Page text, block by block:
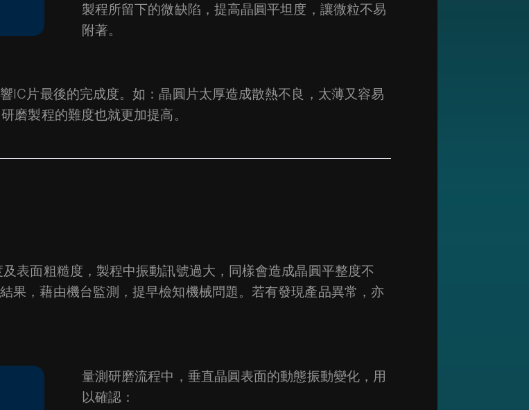
製程所留下的微缺陷，提高晶圓平坦度，讓微粒不易
附著。
IC片最後的完成度。如：晶圓片太厚造成散熱不良，太薄又容易
磨製程的難度也就更加提高。
表面粗糙度，製程中振動訊號過大，同樣會造成晶圓平整度不
果，藉由機台監測，提早檢知機械問題。若有發現產品異常，亦
量測研磨流程中，垂直晶圓表面的動態振動變化，用
以確認：